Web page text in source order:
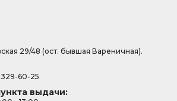
29/48 (ост. бывшая Вареничная).
60-25
выдачи: